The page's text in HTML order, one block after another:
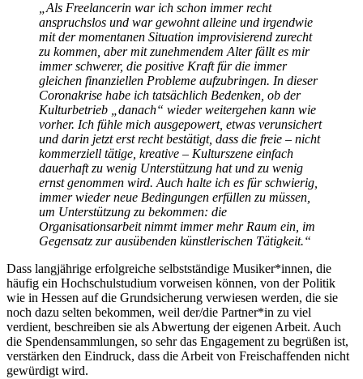
Als Freelancerin war ich schon immer recht
anspruchslos und war gewohnt alleine und irgendwie
mit der momentanen Situation improvisierend zurecht
zu kommen, aber mit zunehmendem Alter fällt es mir
immer schwerer, die positive Kraft für die immer
gleichen finanziellen Probleme aufzubringen. In dieser
Coronakrise habe ich tatsächlich Bedenken, ob der
Kulturbetrieb „danach“ wieder weitergehen kann wie
vorher. Ich fühle mich ausgepowert, etwas verunsichert
und darin jetzt erst recht bestätigt, dass die freie – nicht
kommerziell tätige, kreative – Kulturszene einfach
dauerhaft zu wenig Unterstützung hat und zu wenig
ernst genommen wird. Auch halte ich es für schwierig,
immer wieder neue Bedingungen erfüllen zu müssen,
um Unterstützung zu bekommen: die
Organisationsarbeit nimmt immer mehr Raum ein, im
Gegensatz zur ausübenden künstlerischen Tätigkeit.“
Dass langjährige erfolgreiche selbstständige Musiker*innen, die
häufig ein Hochschulstudium vorweisen können, von der Politik
wie in Hessen auf die Grundsicherung verwiesen werden, die sie
noch dazu selten bekommen, weil der/die Partner*in zu viel
verdient, beschreiben sie als Abwertung der eigenen Arbeit. Auch
die Spendensammlungen, so sehr das Engagement zu begrüßen ist,
verstärken den Eindruck, dass die Arbeit von Freischaffenden nicht
gewürdigt wird.